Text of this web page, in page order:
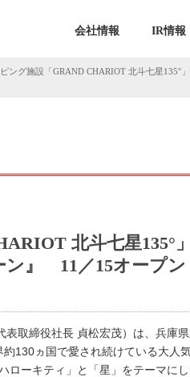
会社情報 IR情報
ング施設「GRAND CHARIOT 北斗七星
北斗七星135°」
ン』 11／15オープン
表取締役社長 貞松宏茂）は、兵
130ヵ国で愛され続けている大
ローキティ」と「星」をテーマに